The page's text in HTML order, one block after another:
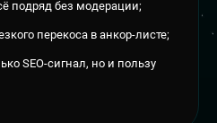
подряд без модерации;
перекоса в анкор-листе;
SEO-сигнал, но и пользу